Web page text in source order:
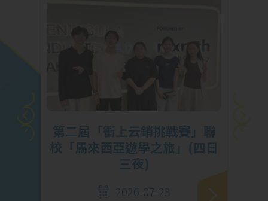
第二屆「衝上云銷挑戰賽」聯
校「馬來西亞遊學之旅」(四日
三夜)
2026-07-23